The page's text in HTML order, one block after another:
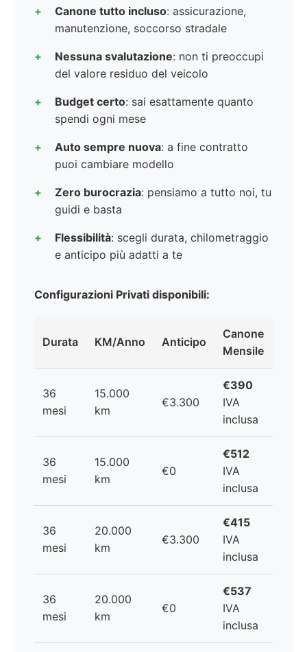
Canone tutto incluso: assicurazione,
manutenzione, soccorso stradale
Nessuna svalutazione: non ti preoccupi
del valore residuo del veicolo
Budget certo: sai esattamente quanto
spendi ogni mese
Auto sempre nuova: a fine contratto
puoi cambiare modello
Zero burocrazia: pensiamo a tutto noi, tu
guidi e basta
Flessibilità: scegli durata, chilometraggio
e anticipo più adatti a te
Configurazioni Privati disponibili:
Durata KM/Anno Anticipo
Canone
Mensile
36
mesi
15.000
km
€3.300
€390
IVA
inclusa
36
mesi
15.000
km
€0
€512
IVA
inclusa
36
mesi
20.000
km
€3.300
€415
IVA
inclusa
36
mesi
20.000
km
€0
€537
IVA
inclusa